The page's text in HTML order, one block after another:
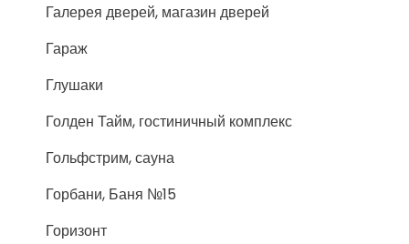
Галерея дверей, магазин дверей
Гараж
Глушаки
Голден Тайм, гостиничный комплекс
Гольфстрим, сауна
Горбани, Баня №15
Горизонт